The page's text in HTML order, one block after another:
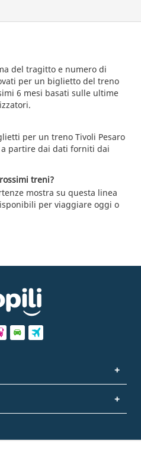
del tragitto e numero di
per un biglietto del treno
6 mesi basati sulle ultime
per un treno Tivoli Pesaro
partire dai dati forniti dai
treni?
mostra su questa linea
per viaggiare oggi o